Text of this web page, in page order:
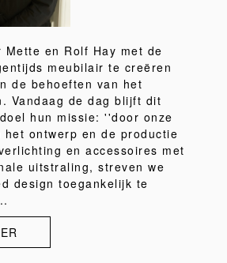
en Rolf Hay met de
meubilair te creëren
de behoeften van het
Vandaag de dag blijft dit
hun missie: ''door onze
het ontwerp en de productie
en accessoires met
uitstraling, streven we
design toegankelijk te